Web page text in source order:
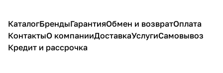
КаталогБрендыГарантияОбмен и возвратОплата
КонтактыО компанииДоставкаУслугиСамовывоз
Кредит и рассрочка